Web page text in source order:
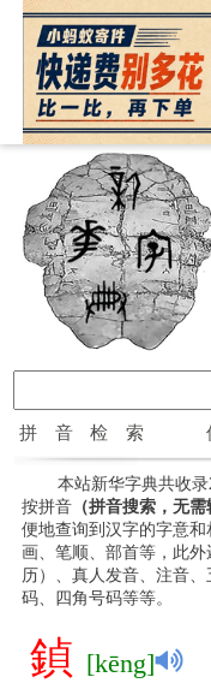
拼音检索
本站新华字典共收
按拼音（拼音搜索，无需
便地查询到汉字的字意
画、笔顺、部首等，此
历）、真人发音、注音
码、四角号码等等。
鍞 [kēng]